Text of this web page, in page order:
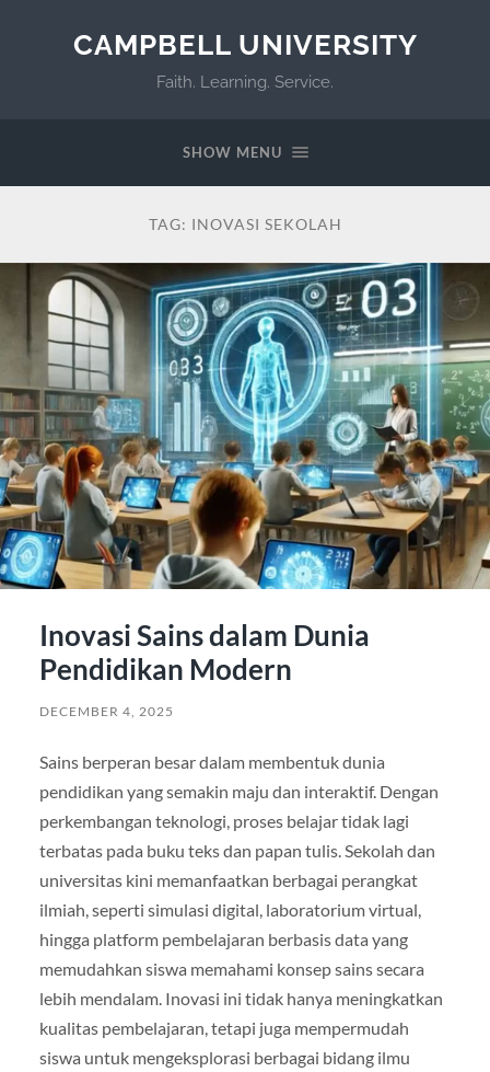
CAMPBELL UNIVERSITY
Faith. Learning. Service.
SHOW MENU
TAG: INOVASI SEKOLAH
Inovasi Sains dalam Dunia
Pendidikan Modern
DECEMBER 4, 2025
Sains berperan besar dalam membentuk dunia
pendidikan yang semakin maju dan interaktif. Dengan
perkembangan teknologi, proses belajar tidak lagi
terbatas pada buku teks dan papan tulis. Sekolah dan
universitas kini memanfaatkan berbagai perangkat
ilmiah, seperti simulasi digital, laboratorium virtual,
hingga platform pembelajaran berbasis data yang
memudahkan siswa memahami konsep sains secara
lebih mendalam. Inovasi ini tidak hanya meningkatkan
kualitas pembelajaran, tetapi juga mempermudah
siswa untuk mengeksplorasi berbagai bidang ilmu